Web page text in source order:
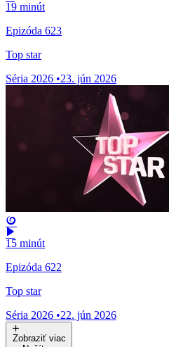
19 minút
Epizóda 623
Top star
Séria 2026 •23. jún 2026
15 minút
Epizóda 622
Top star
Séria 2026 •22. jún 2026
Zobraziť viac